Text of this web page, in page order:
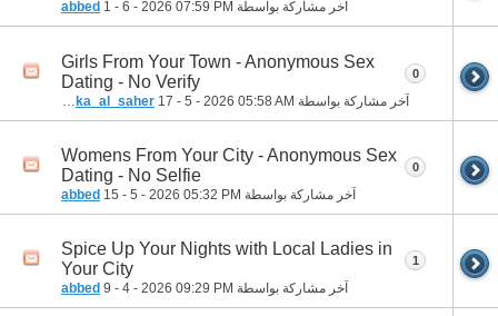
آخر مشاركة بواسطة abbed 1 - 6 - 2026 07:59 PM
Girls From Your Town - Anonymous Sex
Dating - No Verify
آخر مشاركة بواسطة houka_al_saher 17 - 5 - 2026 05:58 AM
0
Womens From Your City - Anonymous Sex
Dating - No Selfie
آخر مشاركة بواسطة abbed 15 - 5 - 2026 05:32 PM
0
Spice Up Your Nights with Local Ladies in
Your City
آخر مشاركة بواسطة abbed 9 - 4 - 2026 09:29 PM
1